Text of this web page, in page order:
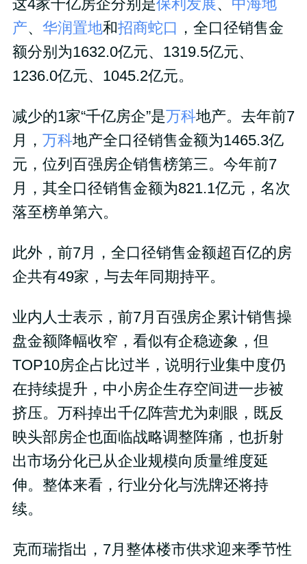
这4家千亿房企分别是保利发展、 中海地
产、 华润置地和招商蛇口 ，全口径销售金
额分别为1632.0亿元、1319.5亿元、
1236.0亿元、1045.2亿元。
减少的1家“千亿房企”是万科地产。去年前7
月， 万科地产全口径销售金额为1465.3亿
元，位列百强房企销售榜第三。今年前7
月，其全口径销售金额为821.1亿元，名次
落至榜单第六。
此外，前7月，全口径销售金额超百亿的房
企共有49家，与去年同期持平。
业内人士表示，前7月百强房企累计销售操
盘金额降幅收窄，看似有企稳迹象，但
TOP10房企占比过半，说明行业集中度仍
在持续提升，中小房企生存空间进一步被
挤压。万科掉出千亿阵营尤为刺眼，既反
映头部房企也面临战略调整阵痛，也折射
出市场分化已从企业规模向质量维度延
伸。整体来看，行业分化与洗牌还将持
续。
克而瑞指出，7月整体楼市供求迎来季节性